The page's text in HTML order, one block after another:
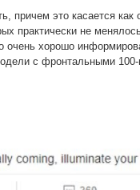
причем это касается как
практически не
очень хорошо
с фронтальными